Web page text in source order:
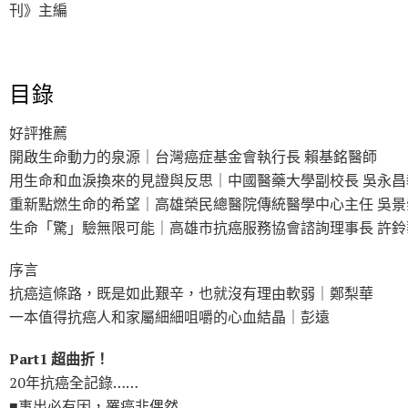
刊》主編
目錄
好評推薦
開啟生命動力的泉源｜台灣癌症基金會執行長 賴基銘醫師
用生命和血淚換來的見證與反思｜中國醫藥大學副校長 吳永
重新點燃生命的希望｜高雄榮民總醫院傳統醫學中心主任 吳
生命「驚」驗無限可能｜高雄市抗癌服務協會諮詢理事長 許
序言
抗癌這條路，既是如此艱辛，也就沒有理由軟弱｜鄭梨華
一本值得抗癌人和家屬細細咀嚼的心血結晶｜彭遠
Part1 超曲折！
20年抗癌全記錄……